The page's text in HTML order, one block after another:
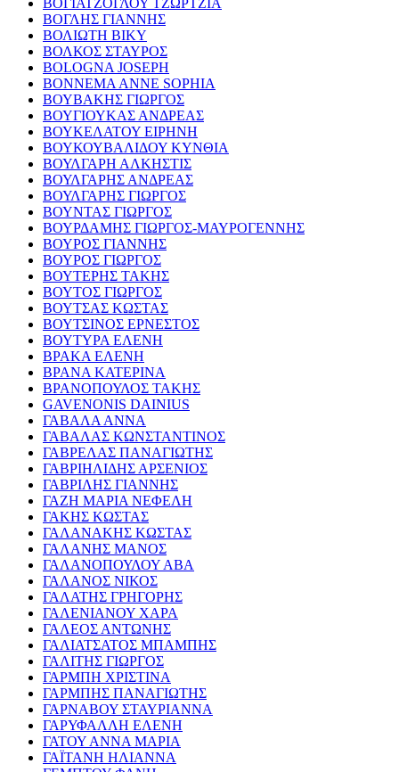
ΒΟΓΙΑΤΖΟΓΛΟΥ ΤΖΩΡΤΖΙΑ
ΒΟΓΛΗΣ ΓΙΑΝΝΗΣ
ΒΟΛΙΩΤΗ ΒΙΚΥ
ΒΟΛΚΟΣ ΣΤΑΥΡΟΣ
BOLOGNA JOSEPH
BONNEMA ANNE SOPHIA
ΒΟΥΒΑΚΗΣ ΓΙΩΡΓΟΣ
ΒΟΥΓΙΟΥΚΑΣ ΑΝΔΡΕΑΣ
ΒΟΥΚΕΛΑΤΟΥ ΕΙΡΗΝΗ
ΒΟΥΚΟΥΒΑΛΙΔΟΥ ΚΥΝΘΙΑ
ΒΟΥΛΓΑΡΗ ΑΛΚΗΣΤΙΣ
ΒΟΥΛΓΑΡΗΣ ΑΝΔΡΕΑΣ
ΒΟΥΛΓΑΡΗΣ ΓΙΩΡΓΟΣ
ΒΟΥΝΤΑΣ ΓΙΩΡΓΟΣ
ΒΟΥΡΔΑΜΗΣ ΓΙΩΡΓΟΣ-ΜΑΥΡΟΓΕΝΝΗΣ
ΒΟΥΡΟΣ ΓΙΑΝΝΗΣ
ΒΟΥΡΟΣ ΓΙΩΡΓΟΣ
ΒΟΥΤΕΡΗΣ ΤΑΚΗΣ
ΒΟΥΤΟΣ ΓΙΩΡΓΟΣ
ΒΟΥΤΣΑΣ ΚΩΣΤΑΣ
ΒΟΥΤΣΙΝΟΣ ΕΡΝΕΣΤΟΣ
ΒΟΥΤΥΡΑ ΕΛΕΝΗ
ΒΡΑΚΑ ΕΛΕΝΗ
ΒΡΑΝΑ ΚΑΤΕΡΙΝΑ
ΒΡΑΝΟΠΟΥΛΟΣ ΤΑΚΗΣ
GAVENONIS DAINIUS
ΓΑΒΑΛΑ ΑΝΝΑ
ΓΑΒΑΛΑΣ ΚΩΝΣΤΑΝΤΙΝΟΣ
ΓΑΒΡΕΛΑΣ ΠΑΝΑΓΙΩΤΗΣ
ΓΑΒΡΙΗΛΙΔΗΣ ΑΡΣΕΝΙΟΣ
ΓΑΒΡΙΛΗΣ ΓΙΑΝΝΗΣ
ΓΑΖΗ ΜΑΡΙΑ ΝΕΦΕΛΗ
ΓΑΚΗΣ ΚΩΣΤΑΣ
ΓΑΛΑΝΑΚΗΣ ΚΩΣΤΑΣ
ΓΑΛΑΝΗΣ ΜΑΝΟΣ
ΓΑΛΑΝΟΠΟΥΛΟΥ ΑΒΑ
ΓΑΛΑΝΟΣ ΝΙΚΟΣ
ΓΑΛΑΤΗΣ ΓΡΗΓΟΡΗΣ
ΓΑΛΕΝΙΑΝΟΥ ΧΑΡΑ
ΓΑΛΕΟΣ ΑΝΤΩΝΗΣ
ΓΑΛΙΑΤΣΑΤΟΣ ΜΠΑΜΠΗΣ
ΓΑΛΙΤΗΣ ΓΙΩΡΓΟΣ
ΓΑΡΜΠΗ ΧΡΙΣΤΙΝΑ
ΓΑΡΜΠΗΣ ΠΑΝΑΓΙΩΤΗΣ
ΓΑΡΝΑΒΟΥ ΣΤΑΥΡΙΑΝΝΑ
ΓΑΡΥΦΑΛΛΗ ΕΛΕΝΗ
ΓΑΤΟΥ ΑΝΝΑ ΜΑΡΙΑ
ΓΑΪΤΑΝΗ ΗΛΙΑΝΝΑ